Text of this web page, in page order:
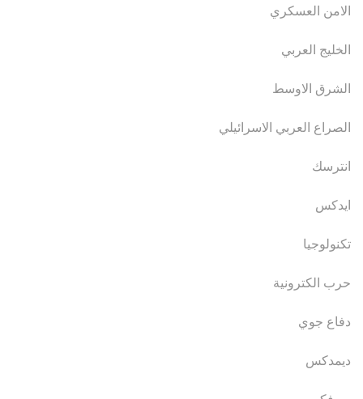
الامن العسكري
الخليج العربي
الشرق الاوسط
الصراع العربي الاسرائيلي
انترسك
ايدكس
تكنولوجيا
حرب الكترونية
دفاع جوي
ديمدكس